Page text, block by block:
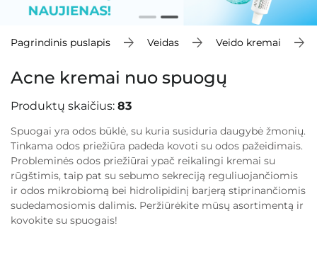
Pagrindinis puslapis Veidas Veido kremai
Acne kremai nuo spuogų
Produktų skaičius: 83
Spuogai yra odos būklė, su kuria susiduria daugybė žmonių.
Tinkama odos priežiūra padeda kovoti su odos pažeidimais.
Probleminės odos priežiūrai ypač reikalingi kremai su
rūgštimis, taip pat su sebumo sekreciją reguliuojančiomis
ir odos mikrobiomą bei hidrolipidinį barjerą stiprinančiomis
sudedamosiomis dalimis. Peržiūrėkite mūsų asortimentą ir
kovokite su spuogais!